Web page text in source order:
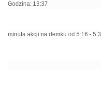
Godzina: 13:37
minuta akcji na demku od 5:16 -